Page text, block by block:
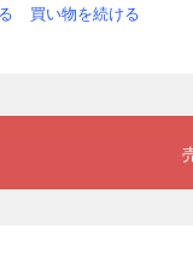
買い物を続ける